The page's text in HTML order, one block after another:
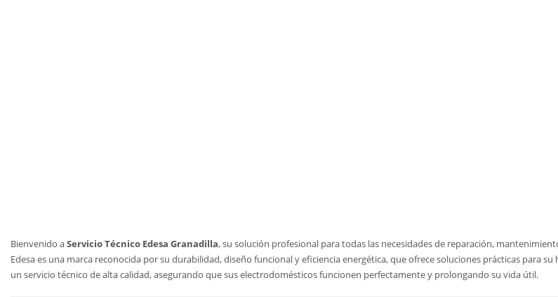
Bienvenido aServicio Técnico Edesa Granadilla, su solución profesional para todas las necesidades de reparación,
Edesa es una marca reconocida por su durabilidad, diseño funcional y eficiencia energética, que ofrece soluciones prácticas para
un servicio técnico de alta calidad, asegurando que sus electrodomésticos funcionen perfectamente y prolongando su vida útil.